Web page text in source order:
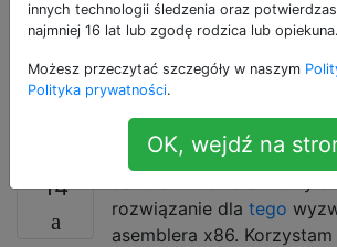
FASM?
14
rozwiązanie dla tego
asemblera x86.
innych technologii śledzenia oraz
najmniej 16 lat lub zgodę rodzica lub opiekuna.
Możesz przeczytać szczegóły w naszym
Polityka prywatności.
OK, wejdź na